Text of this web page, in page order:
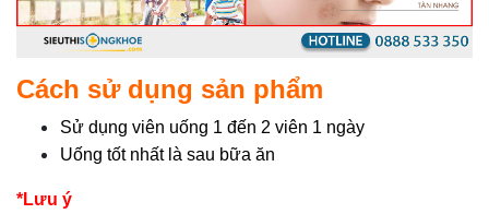
Cách sử dụng sản phẩm
Sử dụng viên uống 1 đến 2 viên 1 ngày
Uống tốt nhất là sau bữa ăn
*Lưu ý